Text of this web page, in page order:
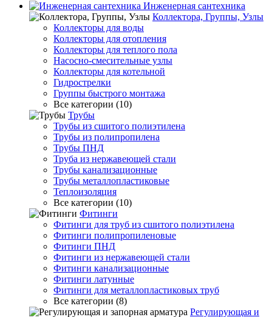
Инженерная сантехника
Коллектора, Группы, Узлы
Коллекторы для воды
Коллекторы для отопления
Коллекторы для теплого пола
Насосно-смесительные узлы
Коллекторы для котельной
Гидрострелки
Группы быстрого монтажа
Все категории (10)
Трубы
Трубы из сшитого полиэтилена
Трубы из полипропилена
Трубы ПНД
Труба из нержавеющей стали
Трубы канализационные
Трубы металлопластиковые
Теплоизоляция
Все категории (10)
Фитинги
Фитинги для труб из сшитого полиэтилена
Фитинги полипропиленовые
Фитинги ПНД
Фитинги из нержавеющей стали
Фитинги канализационные
Фитинги латунные
Фитинги для металлопластиковых труб
Все категории (8)
Регулирующая и